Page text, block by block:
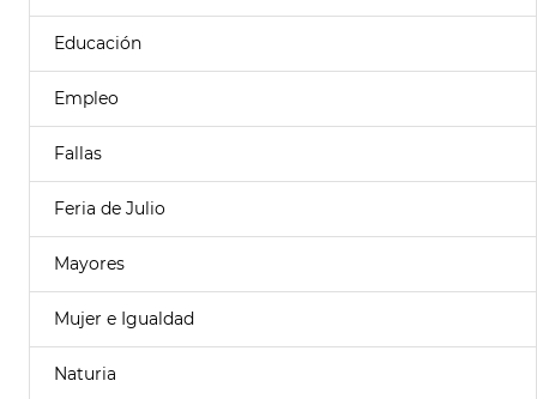
Educación
Empleo
Fallas
Feria de Julio
Mayores
Mujer e Igualdad
Naturia